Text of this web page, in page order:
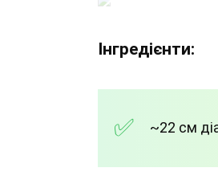
Інгредієнти:
~22 см